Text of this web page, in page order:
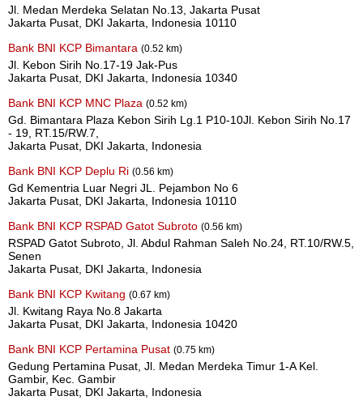
Jl. Medan Merdeka Selatan No.13, Jakarta Pusat
Jakarta Pusat, DKI Jakarta, Indonesia 10110
Bank BNI KCP Bimantara (0.52 km)
Jl. Kebon Sirih No.17-19 Jak-Pus
Jakarta Pusat, DKI Jakarta, Indonesia 10340
Bank BNI KCP MNC Plaza (0.52 km)
Gd. Bimantara Plaza Kebon Sirih Lg.1 P10-10Jl. Kebon Sirih No.17
- 19, RT.15/RW.7,
Jakarta Pusat, DKI Jakarta, Indonesia
Bank BNI KCP Deplu Ri (0.56 km)
Gd Kementria Luar Negri JL. Pejambon No 6
Jakarta Pusat, DKI Jakarta, Indonesia 10110
Bank BNI KCP RSPAD Gatot Subroto (0.56 km)
RSPAD Gatot Subroto, Jl. Abdul Rahman Saleh No.24, RT.10/RW.5,
Senen
Jakarta Pusat, DKI Jakarta, Indonesia
Bank BNI KCP Kwitang (0.67 km)
Jl. Kwitang Raya No.8 Jakarta
Jakarta Pusat, DKI Jakarta, Indonesia 10420
Bank BNI KCP Pertamina Pusat (0.75 km)
Gedung Pertamina Pusat, Jl. Medan Merdeka Timur 1-A Kel.
Gambir, Kec. Gambir
Jakarta Pusat, DKI Jakarta, Indonesia